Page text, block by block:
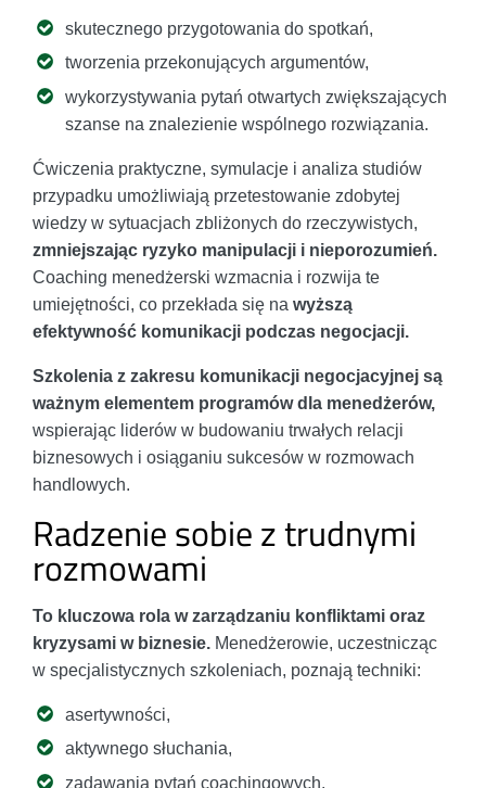
skutecznego przygotowania do spotkań,
tworzenia przekonujących argumentów,
wykorzystywania pytań otwartych zwiększających
szanse na znalezienie wspólnego rozwiązania.
Ćwiczenia praktyczne, symulacje i analiza studiów
przypadku umożliwiają przetestowanie zdobytej
wiedzy w sytuacjach zbliżonych do rzeczywistych,
zmniejszając ryzyko manipulacji i nieporozumień.
Coaching menedżerski wzmacnia i rozwija te
umiejętności, co przekłada się na wyższą
efektywność komunikacji podczas negocjacji.
Szkolenia z zakresu komunikacji negocjacyjnej są
ważnym elementem programów dla menedżerów,
wspierając liderów w budowaniu trwałych relacji
biznesowych i osiąganiu sukcesów w rozmowach
handlowych.
Radzenie sobie z trudnymi
rozmowami
To kluczowa rola w zarządzaniu konfliktami oraz
kryzysami w biznesie. Menedżerowie, uczestnicząc
w specjalistycznych szkoleniach, poznają techniki:
asertywności,
aktywnego słuchania,
zadawania pytań coachingowych.